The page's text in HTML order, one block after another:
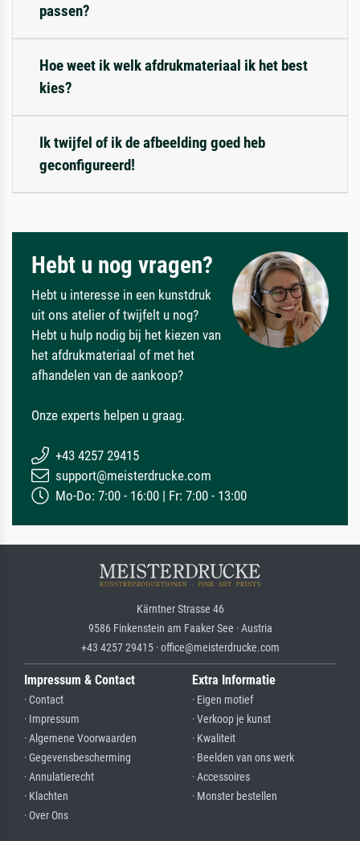
passen?
Hoe weet ik welk afdrukmateriaal ik het best
kies?
Ik twijfel of ik de afbeelding goed heb
geconfigureerd!
Hebt u nog vragen?
Hebt u interesse in een kunstdruk
uit ons atelier of twijfelt u nog?
Hebt u hulp nodig bij het kiezen van
het afdrukmateriaal of met het
afhandelen van de aankoop?
Onze experts helpen u graag.
+43 4257 29415
support@meisterdrucke.com
Mo-Do: 7:00 - 16:00 | Fr: 7:00 - 13:00
Kärntner Strasse 46
9586 Finkenstein am Faaker See · Austria
+43 4257 29415 · office@meisterdrucke.com
Impressum & Contact
· Contact
· Impressum
· Algemene Voorwaarden
· Gegevensbescherming
· Annulatierecht
· Klachten
· Over Ons
Extra Informatie
· Eigen motief
· Verkoop je kunst
· Kwaliteit
· Beelden van ons werk
· Accessoires
· Monster bestellen